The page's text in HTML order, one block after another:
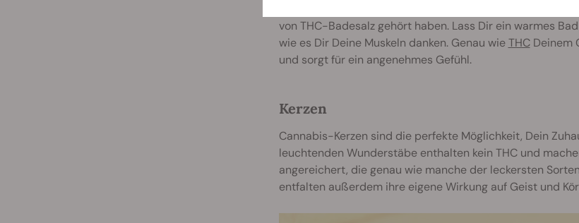
niemand daran gedacht hat, darin zu baden. Wir
von THC-Badesalz gehört haben. Lass Dir ein warmes
wie es Dir Deine Muskeln danken. Genau wieTHCDeinem
und sorgt für ein angenehmes Gefühl.
Kerzen
Cannabis-Kerzen sind die perfekte Möglichkeit, Dein
leuchtenden Wunderstäbe enthalten kein THC und
angereichert, die genau wie manche der leckersten
entfalten außerdem ihre eigene Wirkung auf Geist und